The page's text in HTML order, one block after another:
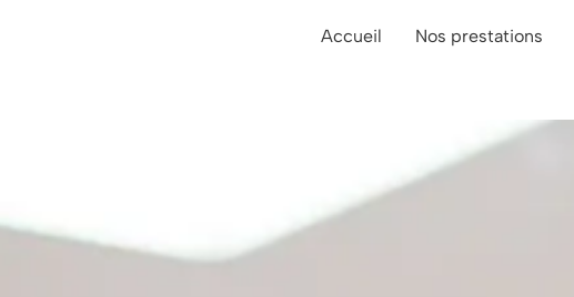
Accueil Nos prestations